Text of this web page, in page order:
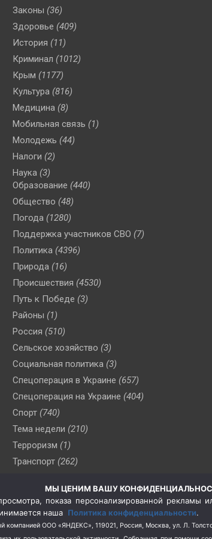
Законы (36)
Здоровье (409)
История (11)
Криминал (1012)
Крым (1177)
Культура (816)
Медицина (8)
Мобильная связь (1)
Молодежь (44)
Налоги (2)
Наука (3)
Образование (440)
Общество (48)
Погода (1280)
Поддержка участников СВО (7)
Политика (4396)
Природа (16)
Происшествия (4530)
Путь к Победе (3)
Районы (1)
Россия (510)
Сельское хозяйство (3)
Социальная политика (3)
Спецоперация в Украине (657)
Спецоперация на Украине (404)
Спорт (740)
Тема недели (210)
Терроризм (1)
Транспорт (262)
(76)
Цены (2)
Школа и спорт (2)
МЫ ЦЕНИМ ВАШУ
показа персонализированной рекламы
наша Политика конфиденциальности.
компанией ООО «ЯНДЕКС», 119021, Россия, Москва, ул. Л.